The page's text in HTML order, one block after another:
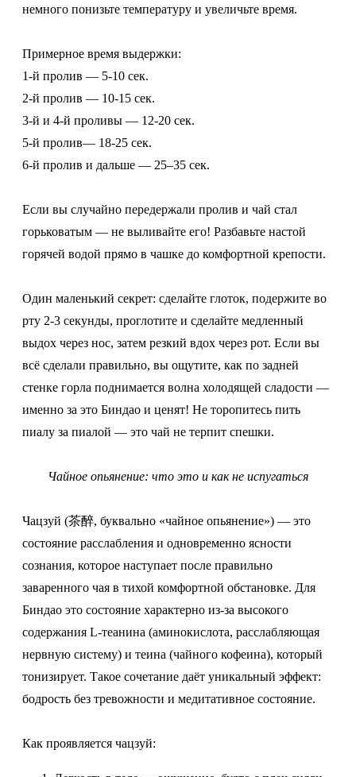
немного понизьте температуру и увеличьте время.
Примерное время выдержки:
1-й пролив — 5-10 сек.
2-й пролив — 10-15 сек.
3-й и 4-й проливы — 12-20 сек.
5-й пролив— 18-25 сек.
6-й пролив и дальше — 25–35 сек.
Если вы случайно передержали пролив и чай стал
горьковатым — не выливайте его! Разбавьте настой
горячей водой прямо в чашке до комфортной крепости.
Один маленький секрет: сделайте глоток, подержите во
рту 2-3 секунды, проглотите и сделайте медленный
выдох через нос, затем резкий вдох через рот. Если вы
всё сделали правильно, вы ощутите, как по задней
стенке горла поднимается волна холодящей сладости —
именно за это Биндао и ценят! Не торопитесь пить
пиалу за пиалой — это чай не терпит спешки.
Чайное опьянение: что это и как не испугаться
Чацзуй (茶醉, буквально «чайное опьянение») — это
состояние расслабления и одновременно ясности
сознания, которое наступает после правильно
заваренного чая в тихой комфортной обстановке. Для
Биндао это состояние характерно из-за высокого
содержания L-теанина (аминокислота, расслабляющая
нервную систему) и теина (чайного кофеина), который
тонизирует. Такое сочетание даёт уникальный эффект:
бодрость без тревожности и медитативное состояние.
Как проявляется чацзуй: